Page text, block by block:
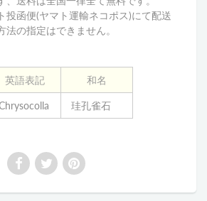
投函便(ヤマト運輸ネコポス)にて配送
法の指定はできません。
英語表記 和名
珪孔雀石